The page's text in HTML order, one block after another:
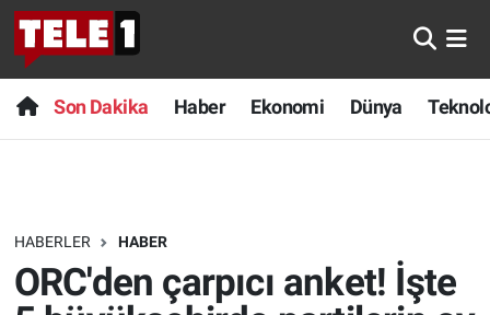
Son Dakika Haber Ekonomi Dünya
HABERLER HABER
ORC'den çarpıcı anket! İşte
Anında Manşet
Başka Sohbetler
Bilim turu
Bilim ve Teknoloji Evreni
Son Dakika
Haber
Dünya
Teknoloji
Nöbetçi Eczaneler
Hava Durumu
Trafik Durumu
Süper Lig Puan Durumu ve Fikstür